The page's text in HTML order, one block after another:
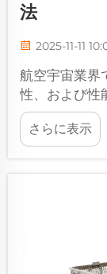
法
2025-11-11
航空宇宙業界
性、および性
極めて重要な
性能な部品
造技術として
さらに表示